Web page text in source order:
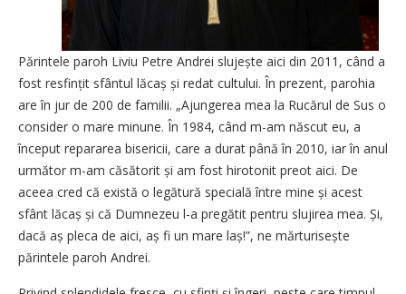
Părintele paroh Liviu Petre Andrei slujește aici din 2011, când a
fost resfințit sfântul lăcaș și redat cultului. În prezent, parohia
are în jur de 200 de familii. „Ajungerea mea la Rucărul de Sus o
consider o mare minune. În 1984, când m-am născut eu, a
început repararea bisericii, care a durat până în 2010, iar în anul
următor m-am căsătorit și am fost hirotonit preot aici. De
aceea cred că există o legătură specială între mine și acest
sfânt lăcaș și că Dumnezeu l-a pregătit pentru slujirea mea. Și,
dacă aș pleca de aici, aș fi un mare laș!”, ne mărturisește
părintele paroh Andrei.